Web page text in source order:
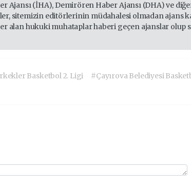
Ajansı (İHA), Demirören Haber Ajansı (DHA) ve
sitemizin editörlerinin müdahalesi olmadan ajans
alan hukuki muhataplar haberi geçen ajanslar olup
Basketbol 2. Ligi
#Çayırova Belediyesi